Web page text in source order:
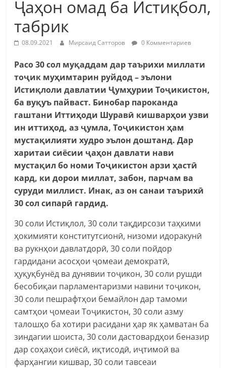
Ҷаҳон омад ба Истиқбол,
табрик
08.09.2021 Мирсаид Сатторов 0 Комментариев
Расо 30 сол муқаддам дар таърихи миллати
тоҷик муҳимтарин руйдод – эълони
Истиқлоли давлатии Ҷумҳурии Тоҷикистон,
ба вуқуъ пайваст. Бинобар пароканда
гаштани Иттиҳоди Шуравӣ кишварҳои узви
ин иттиҳод, аз ҷумла, Тоҷикистон ҳам
мустақилияти худро эълон доштанд. Дар
харитаи сиёсии ҷаҳон давлати нави
мустақил бо номи Тоҷикистон арзи ҳастӣ
кард, ки дорои миллат, забон, парчам ва
суруди миллист. Инак, аз он санаи таърихӣ
30 сол сипарӣ гардид.
30 соли Истиқлол, 30 соли тақдирсози таҳкими
ҳокимияти конститутсионӣ, низоми идоракунӣ
ва рукнҳои давлатдорӣ, 30 соли пойдор
гардидани асосҳои ҷомеаи демократӣ,
ҳуқуқбунёд ва дунявии тоҷикон, 30 соли рушди
бесобиқаи парламентаризми навини тоҷикон,
30 соли пешрафтҳои бемайлон дар тамоми
самтҳои ҷомеаи Тоҷикистон, 30 соли азму
талошҳо ба хотири расидани ҳар як ҳамватан ба
зиндагии шоиста, 30 соли дастовардҳои беназир
дар соҳаҳои сиёсӣ, иқтисодӣ, иҷтимоӣ ва
фарҳангии кишвар, 30 соли тавсеаи